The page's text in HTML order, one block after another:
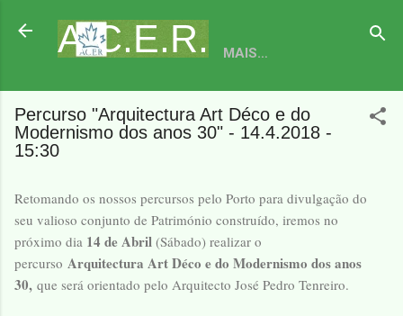
Avançar para o conteúdo principal
A.C.E.R. MAIS…
Percurso "Arquitectura Art Déco e do
Modernismo dos anos 30" - 14.4.2018 -
15:30
Retomando os nossos percursos pelo Porto para divulgação do
seu valioso conjunto de Património construído, iremos no
próximo dia 14 de Abril (Sábado) realizar o
percurso Arquitectura Art Déco e do Modernismo dos anos
30, que será orientado pelo Arquitecto José Pedro Tenreiro.